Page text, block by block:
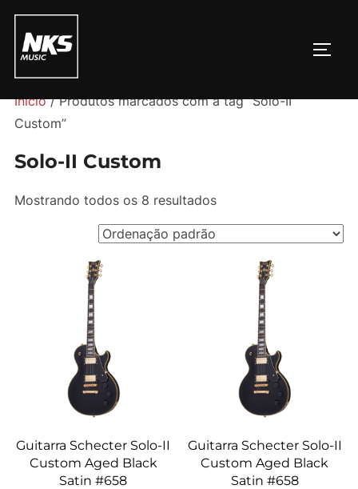
Pular
para
conteúdo
Início/ Produtos marcados com a tag “Solo-II
Custom”
Solo-II Custom
Mostrando todos os 8 resultados
Guitarra Schecter Solo-II
Custom Aged Black
Satin #658
Guitarra Schecter Solo-II
Custom Aged Black
Satin #658